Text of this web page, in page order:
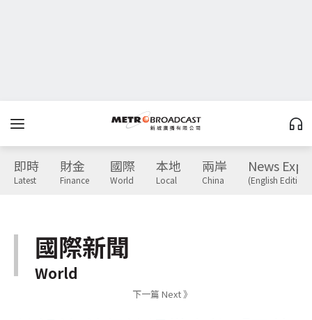
即時
Latest
財金
Finance
國際
World
本地
Local
兩岸
China
News
(English Edition)
國際新聞
World
下一篇 Next 》